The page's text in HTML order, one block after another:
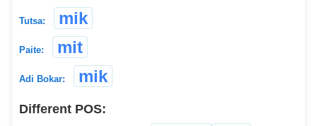
Tutsa: mik
Paite: mit
Adi Bokar: mik
Different POS: